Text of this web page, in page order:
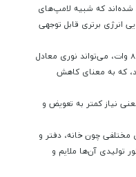
شده‌اند که شبیه لامپ‌های
انرژی برتری قابل توجهی
: با توان مصرفی تنها 8 وات، می‌تواند نوری معادل
که به معنای کاهش
نیاز کمتر به تعویض و
مختلفی چون خانه، دفتر و
تولیدی آن‌ها ملایم و